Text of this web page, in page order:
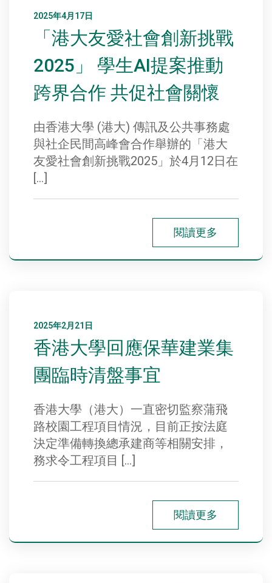
2025年4月17日
「港大友愛社會創新挑戰
2025」 學生AI提案推動
跨界合作 共促社會關懷
由香港大學 (港大) 傳訊及公共事務處
與社企民間高峰會合作舉辦的「港大
友愛社會創新挑戰2025」於4月12日在
[…]
閱讀更多
2025年2月21日
香港大學回應保華建業集
團臨時清盤事宜
香港大學（港大）一直密切監察蒲飛
路校園工程項目情況，目前正按法庭
決定準備轉換總承建商等相關安排，
務求令工程項目 […]
閱讀更多